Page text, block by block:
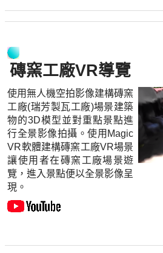
磚窯工廠VR導覽
使用無人機空拍影像建構磚窯
工廠(瑞芳製瓦工廠)場景建築
物的3D模型並對重點景點進
行全景影像拍攝。使用Magic
VR軟體建構磚窯工廠VR場景
讓使用者在磚窯工廠場景遊
覽，進入景點便以全景影像呈
現。